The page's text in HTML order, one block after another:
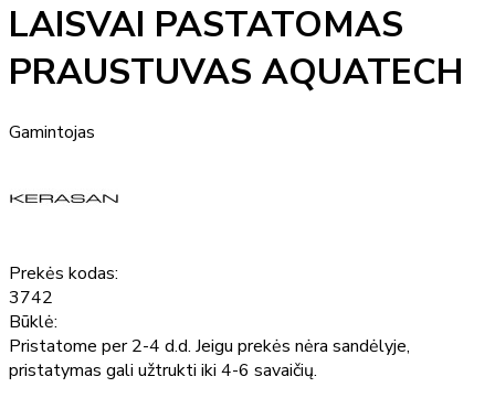
LAISVAI PASTATOMAS
PRAUSTUVAS AQUATECH
Gamintojas
Prekės kodas:
3742
Būklė:
Pristatome per 2-4 d.d. Jeigu prekės nėra sandėlyje,
pristatymas gali užtrukti iki 4-6 savaičių.